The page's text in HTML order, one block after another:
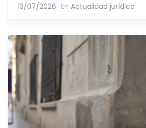
13/07/2026 En Actualidad jurídica